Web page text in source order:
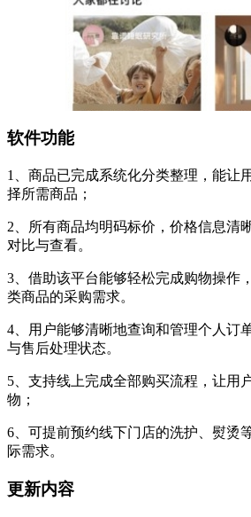
软件功能
1、商品已完成系统化分类整理，能让
择所需商品；
2、所有商品均明码标价，价格信息清
对比与查看。
3、借助该平台能够轻松完成购物操作
类商品的采购需求。
4、用户能够清晰地查询和管理个人订
与售后处理状态。
5、支持线上完成全部购买流程，让用
物；
6、可提前预约线下门店的洗护、熨烫
际需求。
更新内容